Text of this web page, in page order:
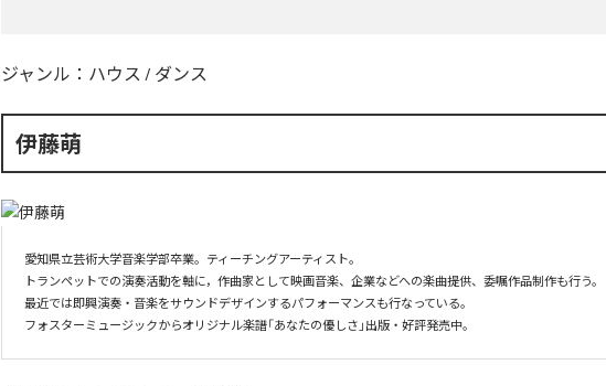
ジャンル： ハウス / ダンス
伊藤萌
愛知県立芸術大学音楽学部卒業。ティーチングアーティスト。
トランペットでの演奏活動を軸に，作曲家として映画音楽、企業などへの楽曲提供、委嘱作品制作も行う。
最近では即興演奏・音楽をサウンドデザインするパフォーマンスも行なっている。